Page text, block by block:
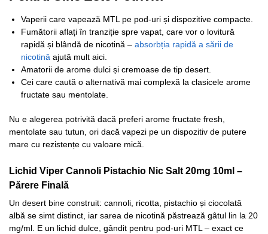
Vaperii care vapează MTL pe pod-uri și dispozitive compacte.
Fumătorii aflați în tranziție spre vapat, care vor o lovitură
rapidă și blândă de nicotină – absorbția rapidă a sării de
nicotină ajută mult aici.
Amatorii de arome dulci și cremoase de tip desert.
Cei care caută o alternativă mai complexă la clasicele arome
fructate sau mentolate.
Nu e alegerea potrivită dacă preferi arome fructate fresh,
mentolate sau tutun, ori dacă vapezi pe un dispozitiv de putere
mare cu rezistențe cu valoare mică.
Lichid Viper Cannoli Pistachio Nic Salt 20mg 10ml –
Părere Finală
Un desert bine construit: cannoli, ricotta, pistachio și ciocolată
albă se simt distinct, iar sarea de nicotină păstrează gâtul lin la 20
mg/ml. E un lichid dulce, gândit pentru pod-uri MTL – exact ce